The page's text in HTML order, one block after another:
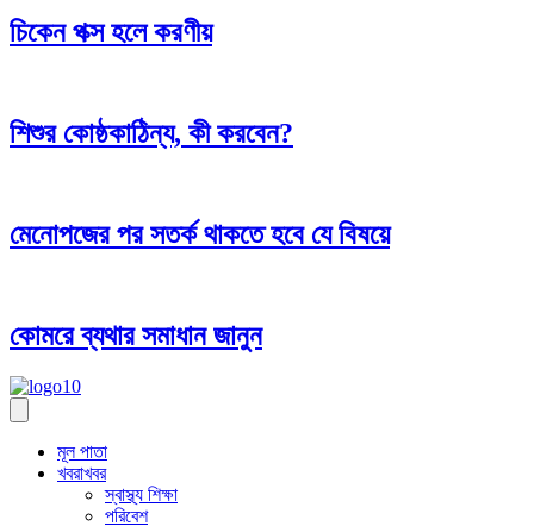
চিকেন পক্স হলে করণীয়
শিশুর কোষ্ঠকাঠিন্য, কী করবেন?
মেনোপজের পর সতর্ক থাকতে হবে যে বিষয়ে
কোমরে ব্যথার সমাধান জানুন
মূল পাতা
খবরাখবর
স্বাস্থ্য শিক্ষা
পরিবেশ